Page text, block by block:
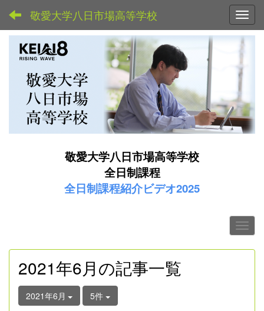
敬愛大学八日市場高等学校
敬愛大学八日市場高等学校
全日制課程
全日制課程紹介ビデオ2025
2021年6月の記事一覧
2021年6月 5件